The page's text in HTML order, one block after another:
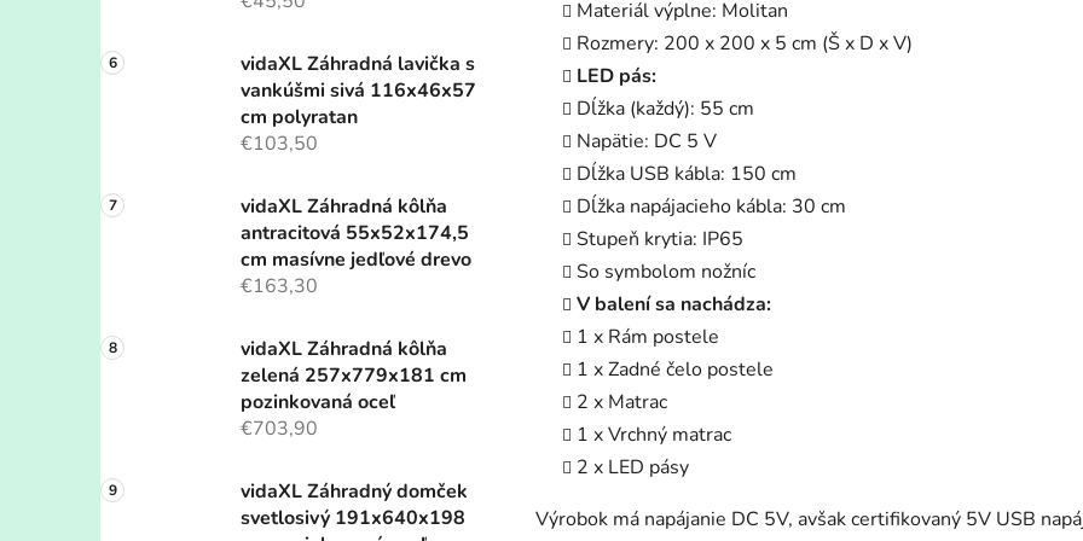
vidaXL Záhradná lavička s
vankúšmi sivá 116x46x57
cm polyratan
€103,50
vidaXL Záhradná kôlňa
antracitová 55x52x174,5
cm masívne jedľové drevo
€163,30
vidaXL Záhradná kôlňa
zelená 257x779x181 cm
pozinkovaná oceľ
€703,90
vidaXL Záhradný domček
svetlosivý 191x640x198
Materiál výplne: Molitan
Rozmery: 200 x 200 x 5 cm (Š x D x V)
LED pás:
Dĺžka (každý): 55 cm
Napätie: DC 5 V
Dĺžka USB kábla: 150 cm
Dĺžka napájacieho kábla: 30 cm
Stupeň krytia: IP65
So symbolom nožníc
V balení sa nachádza:
1 x Rám postele
1 x Zadné čelo postele
2 x Matrac
1 x Vrchný matrac
2 x LED pásy
Výrobok má napájanie DC 5V, avšak certifikovaný 5V USB